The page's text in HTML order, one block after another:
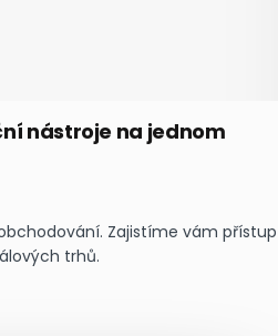
nástroje na jednom
Zajistíme vám přístup
trhů.